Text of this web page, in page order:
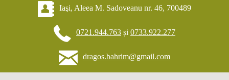
Iaşi, Aleea M. Sadoveanu nr. 46, 700489
0721.944.763 și 0733.922.277
dragos.bahrim@gmail.com